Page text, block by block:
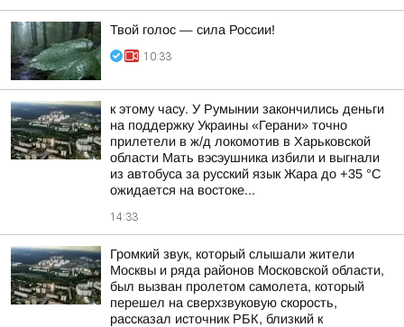
Твой голос — сила России!
10:33
к этому часу. У Румынии закончились деньги
на поддержку Украины «Герани» точно
прилетели в ж/д локомотив в Харьковской
области Мать вэсэушника избили и выгнали
из автобуса за русский язык Жара до +35 °С
ожидается на востоке...
14:33
Громкий звук, который слышали жители
Москвы и ряда районов Московской области,
был вызван пролетом самолета, который
перешел на сверхзвуковую скорость,
рассказал источник РБК, близкий к